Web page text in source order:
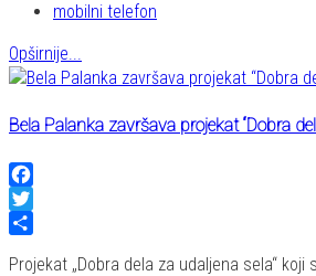
mobilni telefon
Opširnije...
Bela Palanka završava projekat “Dobra
Facebook
Twitter
Projekat „Dobra dela za udaljena sela“ koji